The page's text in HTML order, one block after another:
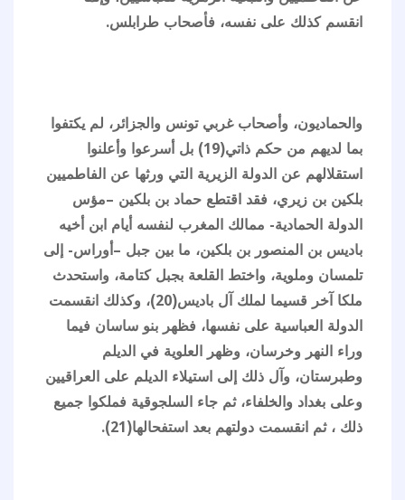
انقسم كذلك على نفسه، فأصحاب طرابلس.
والحماديون، وأصحاب غربي تونس والجزائر، لم يكتفوا
بما لديهم من حكم ذاتي(19) بل أسرعوا وأعلنوا
استقلالهم عن الدولة الزيرية التي ورثها عن الفاطميين
بلكين بن زيري، فقد اقتطع حماد بن بلكين –مؤس
الدولة الحمادية- ممالك المغرب لنفسه أيام ابن أخيه
باديس بن المنصور بن بلكين، ما بين جبل –أوراس- إلى
تلمسان وملوية، واختط القلعة بجبل كتامة، واستحدث
ملكا آخر قسيما لملك آل باديس(20)، وكذلك انقسمت
الدولة العباسية على نفسها، فظهر بنو ساسان فيما
وراء النهر وخرسان، وظهر العلوية في الديلم
وطبرستان، وآل ذلك إلى استيلاء الديلم على العراقيين
وعلى بغداد والخلفاء، ثم جاء السلجوقية فملكوا جميع
ذلك ، ثم انقسمت دولتهم بعد استفحالها(21).